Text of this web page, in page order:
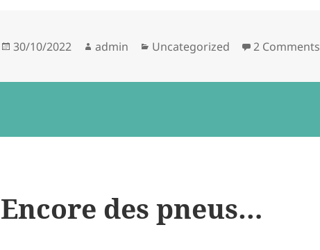
Posted
30/10/2022 Author
admin Categories
Uncategorized 2 Comments
Encore des pneus…